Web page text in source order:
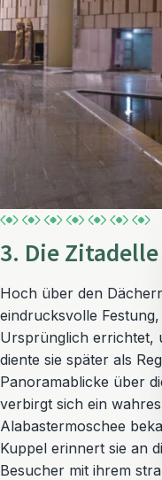
3. Die Zitadelle
Hoch über den
eindrucksvolle Festung,
Ursprünglich errichtet,
diente sie später als
Panoramablicke über
verbirgt sich ein
Alabastermoschee
Kuppel erinnert sie an
Besucher mit ihrem